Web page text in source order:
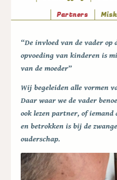
Partners
“De invloed van de vader
opvoeding van kinderen is
van de moeder”
Wij begeleiden alle vormen
Daar waar we de vader
ook lezen partner, of
en betrokken is bij de
ouderschap.